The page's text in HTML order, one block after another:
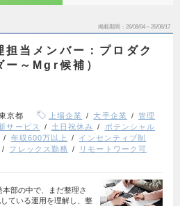
掲載期間 26/08/04～26/08/17
担当メンバー：プロダク
ー～Mgr候補）
京都 上場企業 大手企業
管理
サービス 土日祝休み
ポテンシャル
年収600万以上
インセンティブ制
フレックス勤務
リモートワーク可
部の中で、まだ整理さ
ている運用を理解し、整